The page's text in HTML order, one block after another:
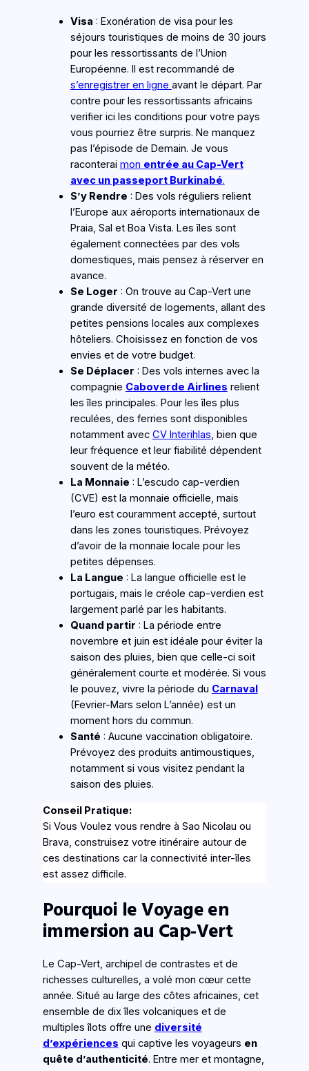
Visa : Exonération de visa pour les
séjours touristiques de moins de 30 jours
pour les ressortissants de l’Union
Européenne. Il est recommandé de
s’enregistrer en ligne avant le départ. Par
contre pour les ressortissants africains
verifier ici les conditions pour votre pays
vous pourriez être surpris. Ne manquez
pas l’épisode de Demain. Je vous
raconterai mon entrée au Cap-Vert
avec un passeport Burkinabé.
S’y Rendre : Des vols réguliers relient
l’Europe aux aéroports internationaux de
Praia, Sal et Boa Vista. Les îles sont
également connectées par des vols
domestiques, mais pensez à réserver en
avance.
Se Loger : On trouve au Cap-Vert une
grande diversité de logements, allant des
petites pensions locales aux complexes
hôteliers. Choisissez en fonction de vos
envies et de votre budget.
Se Déplacer : Des vols internes avec la
compagnie Caboverde Airlines relient
les îles principales. Pour les îles plus
reculées, des ferries sont disponibles
notamment avec CV Interihlas, bien que
leur fréquence et leur fiabilité dépendent
souvent de la météo.
La Monnaie : L’escudo cap-verdien
(CVE) est la monnaie officielle, mais
l’euro est couramment accepté, surtout
dans les zones touristiques. Prévoyez
d’avoir de la monnaie locale pour les
petites dépenses.
La Langue : La langue officielle est le
portugais, mais le créole cap-verdien est
largement parlé par les habitants.
Quand partir : La période entre
novembre et juin est idéale pour éviter la
saison des pluies, bien que celle-ci soit
généralement courte et modérée. Si vous
le pouvez, vivre la période du Carnaval
(Fevrier-Mars selon L’année) est un
moment hors du commun.
Santé : Aucune vaccination obligatoire.
Prévoyez des produits antimoustiques,
notamment si vous visitez pendant la
saison des pluies.
Conseil Pratique:
Si Vous Voulez vous rendre à Sao Nicolau ou
Brava, construisez votre itinéraire autour de
ces destinations car la connectivité inter-îles
est assez difficile.
Pourquoi le Voyage en
immersion au Cap-Vert
Le Cap-Vert, archipel de contrastes et de
richesses culturelles, a volé mon cœur cette
année. Situé au large des côtes africaines, cet
ensemble de dix îles volcaniques et de
multiples îlots offre une diversité
d’expériences qui captive les voyageurs en
quête d’authenticité. Entre mer et montagne,